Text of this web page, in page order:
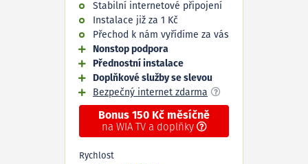
Stabilní internetové připojení
Instalace již za 1 Kč
Přechod k nám vyřídíme za vás
Nonstop podpora
Přednostní instalace
Doplňkové služby se slevou
Bezpečný internet zdarma
Bonus 150 Kč měsíčně
na WIA TV a doplňky
Rychlost